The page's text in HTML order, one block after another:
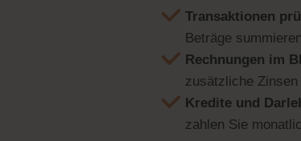
Transaktionen
Beträge
Rechnungen im
zusätzliche
Kredite und
zahlen Sie